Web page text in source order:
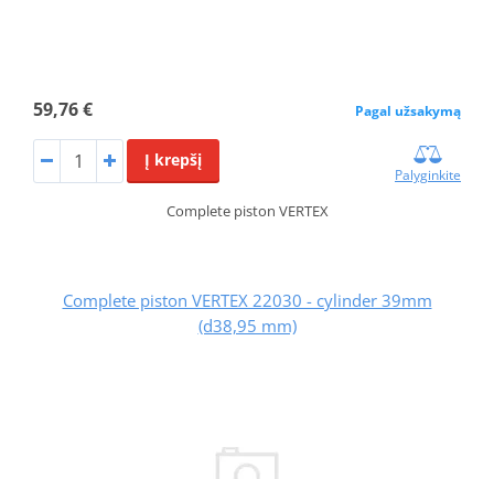
59,76 € Pagal užsakymą
Į krepšį
Palyginkite
Complete piston VERTEX
Complete piston VERTEX 22030 - cylinder 39mm
(d38,95 mm)